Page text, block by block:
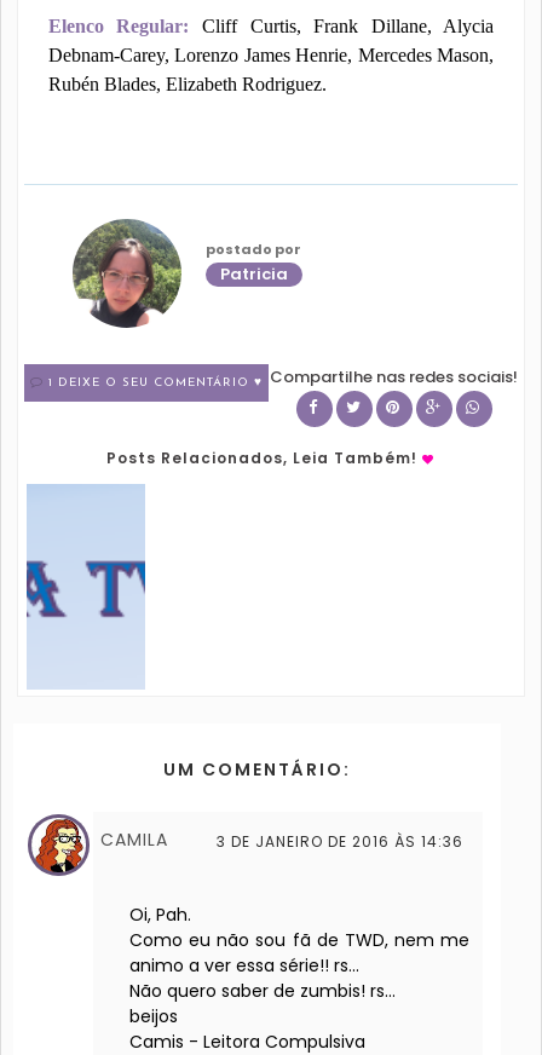
Elenco Regular: Cliff Curtis, Frank Dillane, Alycia
Debnam-Carey, Lorenzo James Henrie, Mercedes Mason,
Rubén Blades, Elizabeth Rodriguez.
postado por
Patricia
1 DEIXE O SEU COMENTÁRIO ♥ Compartilhe nas redes sociais!
Posts Relacionados, Leia Também!
UM COMENTÁRIO:
CAMILA 3 DE JANEIRO DE 2016 ÀS 14:36
Oi, Pah.
Como eu não sou fã de TWD, nem me
animo a ver essa série!! rs...
Não quero saber de zumbis! rs...
beijos
Camis - Leitora Compulsiva